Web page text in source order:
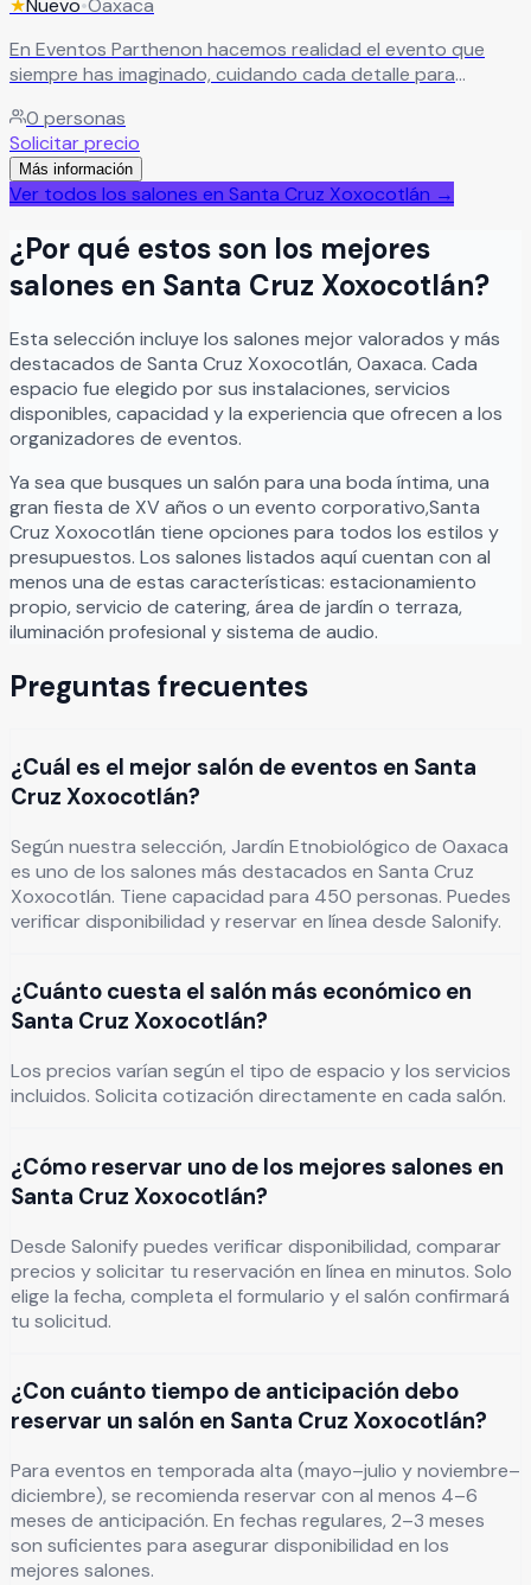
En Eventos Parthenon hacemos realidad el evento que
siempre has imaginado, cuidando cada detalle para
0 personas
Solicitar precio
Más información
Ver todos los salones en Santa Cruz Xoxocotlán →
¿Por qué estos son los mejores
salones en Santa Cruz Xoxocotlán?
Esta selección incluye los salones mejor valorados y más
destacados de Santa Cruz Xoxocotlán,Oaxaca. Cada
espacio fue elegido por sus instalaciones, servicios
disponibles, capacidad y la experiencia que ofrecen a los
organizadores de eventos.
Ya sea que busques un salón para una boda íntima, una
gran fiesta de XV años o un evento corporativo,Santa
Cruz Xoxocotlán tiene opciones para todos los estilos y
presupuestos. Los salones listados aquí cuentan con al
menos una de estas características: estacionamiento
propio, servicio de catering, área de jardín o terraza,
iluminación profesional y sistema de audio.
Preguntas frecuentes
¿Cuál es el mejor salón de eventos en Santa
Cruz Xoxocotlán?
Según nuestra selección, Jardín Etnobiológico de Oaxaca
es uno de los salones más destacados en Santa Cruz
Xoxocotlán. Tiene capacidad para 450 personas. Puedes
verificar disponibilidad y reservar en línea desde Salonify.
¿Cuánto cuesta el salón más económico en
Santa Cruz Xoxocotlán?
Los precios varían según el tipo de espacio y los servicios
incluidos. Solicita cotización directamente en cada salón.
¿Cómo reservar uno de los mejores salones en
Santa Cruz Xoxocotlán?
Desde Salonify puedes verificar disponibilidad, comparar
precios y solicitar tu reservación en línea en minutos. Solo
elige la fecha, completa el formulario y el salón confirmará
tu solicitud.
¿Con cuánto tiempo de anticipación debo
reservar un salón en Santa Cruz Xoxocotlán?
Para eventos en temporada alta (mayo–julio y noviembre–
diciembre), se recomienda reservar con al menos 4–6
meses de anticipación. En fechas regulares, 2–3 meses
son suficientes para asegurar disponibilidad en los
mejores salones.